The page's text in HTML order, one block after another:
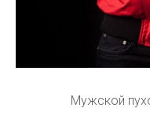
Мужской